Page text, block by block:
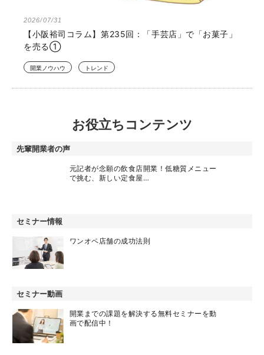
2026/07/31
【小阪裕司コラム】第235回：「手芸店」で「お菓子」
を売る①
開業ノウハウ トレンド
お役立ちコンテンツ
先輩開業者の声
元記者が念願の飲食店開業！低糖質メニュー
で挑む、新しい定食屋…
セミナー情報
ワンオペ店舗の成功法則
セミナー動画
開業までの課題を解決する無料セミナーを動
画で配信中！